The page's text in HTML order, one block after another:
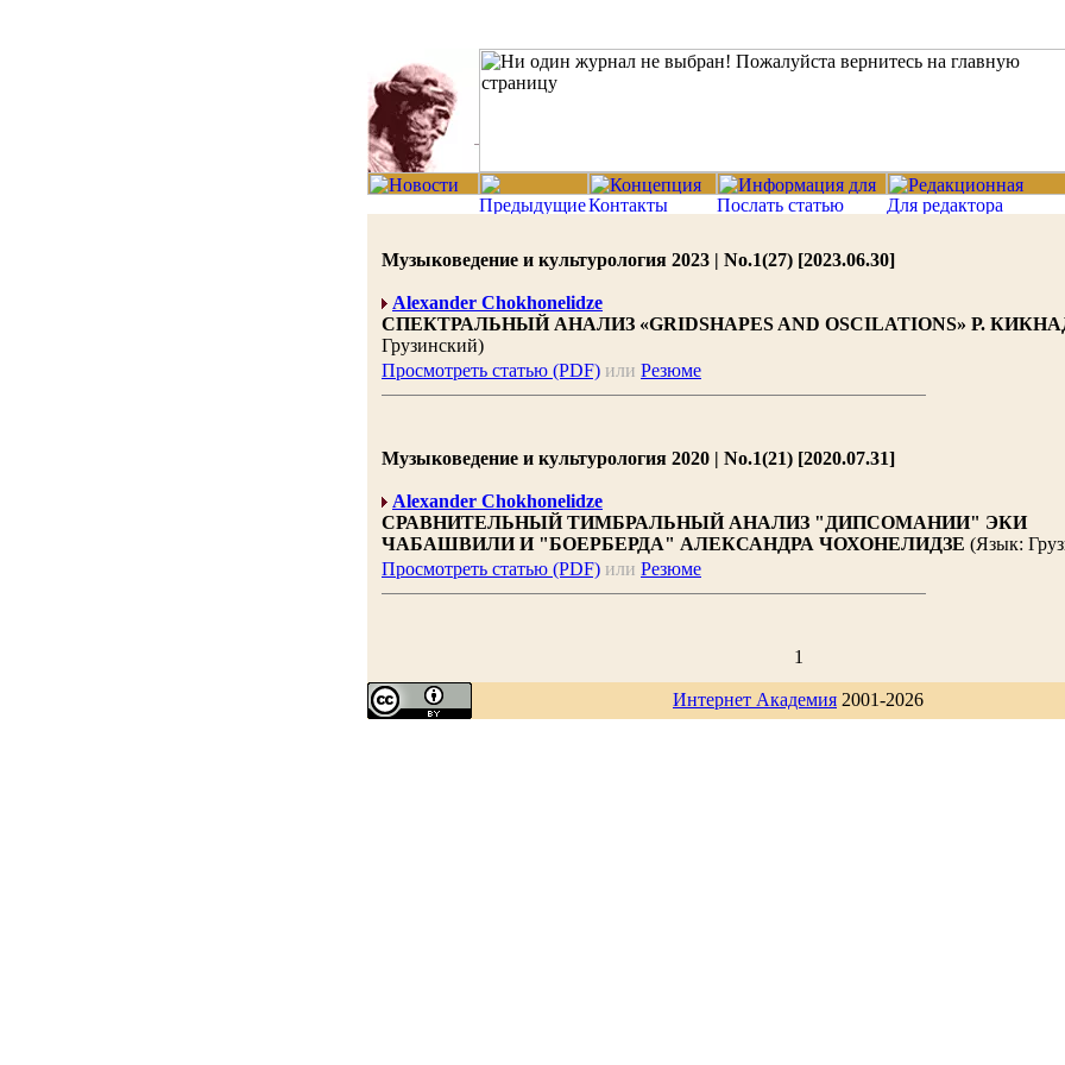
Музыковедение и культурология 2023 | No.1(27) [2023.06.30]
Alexander Chokhonelidze
СПЕКТРАЛЬНЫЙ АНАЛИЗ «GRIDSHAPES AND OSCILATIONS» Р.
Грузинский)
Просмотреть статью (PDF) или Резюме
Музыковедение и культурология 2020 | No.1(21) [2020.07.31]
Alexander Chokhonelidze
СРАВНИТЕЛЬНЫЙ ТИМБРАЛЬНЫЙ АНАЛИЗ "ДИПСОМАНИИ" ЭКИ
ЧАБАШВИЛИ И "БОЕРБЕРДА" АЛЕКСАНДРА ЧОХОНЕЛИДЗЕ (Язык:
Просмотреть статью (PDF) или Резюме
1
Интернет Академия 2001-2026